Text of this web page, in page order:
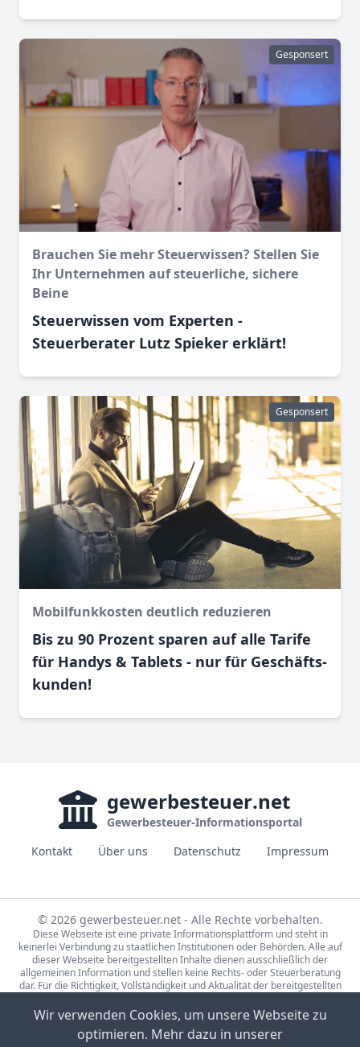
Gesponsert
Brauchen Sie mehr Steuerwissen? Stellen Sie
Ihr Unternehmen auf steuerliche, sichere
Beine
Steuerwissen vom Experten -
Steuerberater Lutz Spieker erklärt!
Gesponsert
Mobilfunkkosten deutlich reduzieren
Bis zu 90 Prozent sparen auf alle Tarife
für Handys & Tablets - nur für Geschäfts­
kunden!
gewerbesteuer.net
Gewerbesteuer-Informationsportal
Kontakt
Über uns Datenschutz Impressum
© 2026 gewerbesteuer.net - Alle Rechte vorbehalten.
Diese Webseite ist eine private Informationsplattform und steht in
keinerlei Verbindung zu staatlichen Institutionen oder Behörden. Alle auf
dieser Webseite bereitgestellten Inhalte dienen ausschließlich der
allgemeinen Information und stellen keine Rechts- oder Steuerberatung
dar. Für die Richtigkeit, Vollständigkeit und Aktualität der bereitgestellten
steuerlichen Fragen wenden Sie sich bitte an einen qualifizierten
Fachberater.
Die Steuerdaten auf gewerbesteuer.net basieren auf den Erhebungen der
Wir verwenden Cookies, um unsere Webseite zu
optimieren. Mehr dazu in unserer